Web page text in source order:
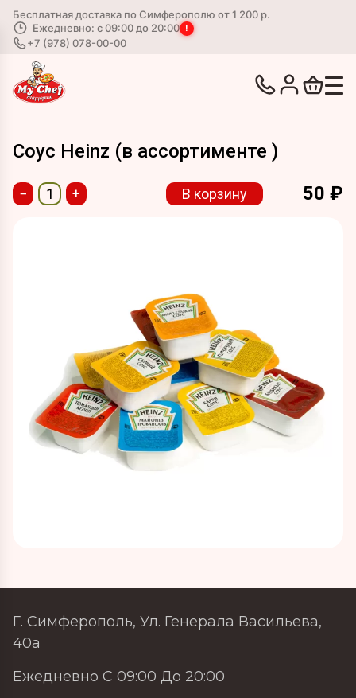
Бесплатная доставка по Симферополю от 1 200 р.
Ежедневно: с 09:00 до 20:00 !
+7 (978) 078-00-00
Соус Heinz (в ассортименте )
50 ₽
− + В корзину
Г. Симферополь, Ул. Генерала Васильева,
40а
Ежедневно С 09:00 До 20:00